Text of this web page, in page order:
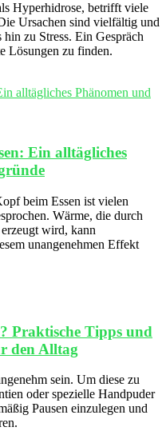
Hyperhidrose, betrifft viele
Ursachen sind vielfältig und
zu Stress. Ein Gespräch
Lösungen zu finden.
Ein alltägliches
beim Essen ist vielen
Wärme, die durch
wird, kann
unangenehmen Effekt
Praktische Tipps und
den Alltag
sein. Um diese zu
oder spezielle Handpuder
Pausen einzulegen und